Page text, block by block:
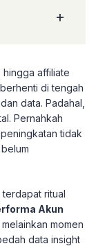
+
affiliate
di tengah
data. Padahal,
Pernahkah
tidak
ritual
Akun
momen
data insight